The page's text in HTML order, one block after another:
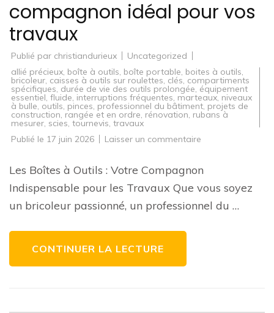
compagnon idéal pour vos
travaux
Publié par christiandurieux
Uncategorized
allié précieux, boîte à outils, boîte portable, boites à outils,
bricoleur, caisses à outils sur roulettes, clés, compartiments
spécifiques, durée de vie des outils prolongée, équipement
essentiel, fluide, interruptions fréquentes, marteaux, niveaux
à bulle, outils, pinces, professionnel du bâtiment, projets de
construction, rangée et en ordre, rénovation, rubans à
mesurer, scies, tournevis, travaux
Publié le 17 juin 2026 Laisser un commentaire
boîtes
outils
Trouvez
Les Boîtes à Outils : Votre Compagnon
Indispensable pour les Travaux Que vous soyez
un bricoleur passionné, un professionnel du …
CONTINUER LA LECTURE